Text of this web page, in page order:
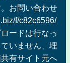
お問い合わせ
f/c82c6596/
ードは行なっ
いません、埋
有サイト元へ